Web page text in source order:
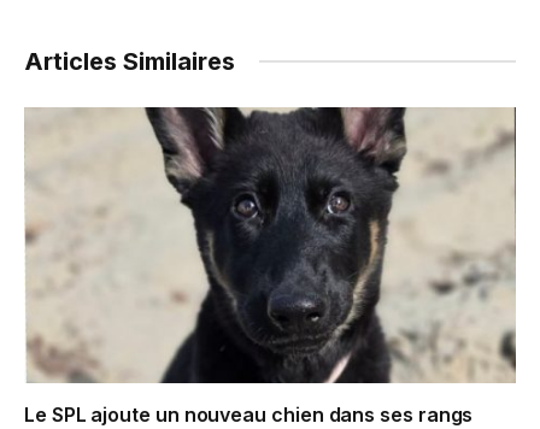
Articles Similaires
Le SPL ajoute un nouveau chien dans ses rangs